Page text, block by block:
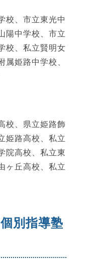
校、市立東光中
陽中学校、市立
校、私立賢明女
属姫路中学校、
校、県立姫路飾
姫路高校、私立
院高校、私立東
ヶ丘高校、私立
別指導塾